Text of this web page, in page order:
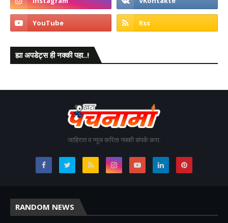
ह्या अपडेट्स ही नक्की पहा..!
जाहिरात व न्यूज करिता नक्की संपर्क करा.
RANDOM NEWS